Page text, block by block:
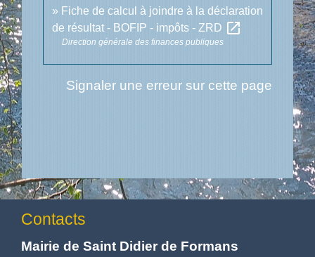
Fiche de calcul à joindre à la déclaration
de résultat - BOFIP - impôts - ZRD open_in_new
Direction générale des finances publiques
Signaler une erreur sur cette page
Contacts
Mairie de Saint Didier de Formans